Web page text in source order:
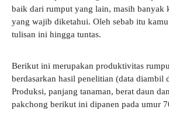
baik dari rumput yang lain, masih banyak
yang wajib diketahui. Oleh sebab itu
tulisan ini hingga tuntas.
Berikut ini merupakan produktivitas
berdasarkan hasil penelitian (data diambil
Produksi, panjang tanaman, berat daun
pakchong berikut ini dipanen pada umur